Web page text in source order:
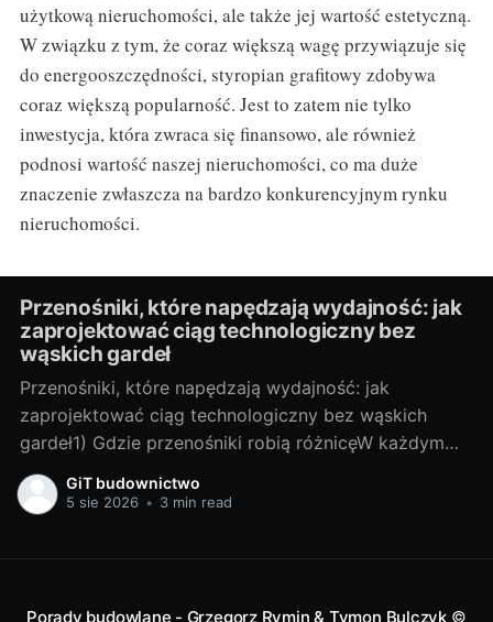
użytkową nieruchomości, ale także jej wartość estetyczną.
W związku z tym, że coraz większą wagę przywiązuje się
do energooszczędności, styropian grafitowy zdobywa
coraz większą popularność. Jest to zatem nie tylko
inwestycja, która zwraca się finansowo, ale również
podnosi wartość naszej nieruchomości, co ma duże
znaczenie zwłaszcza na bardzo konkurencyjnym rynku
nieruchomości.
Przenośniki, które napędzają wydajność: jak
zaprojektować ciąg technologiczny bez
wąskich gardeł
Przenośniki, które napędzają wydajność: jak
zaprojektować ciąg technologiczny bez wąskich
gardeł1) Gdzie przenośniki robią różnicęW każdym
zakładzie, w którym materiał trzeba przesunąć z
punktu A do B, przenośniki decydują o tempie i
GiT budownictwo
5 sie 2026 • 3 min read
Porady budowlane - Grzegorz Rymin & Tymon Bulczyk©